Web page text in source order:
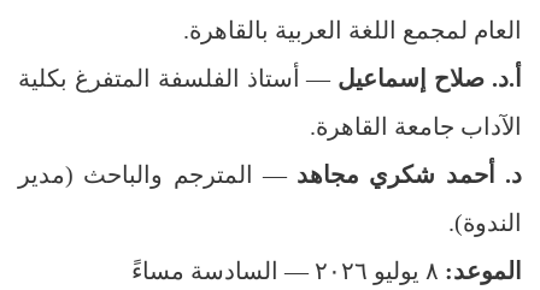
العام لمجمع اللغة العربية بالقاهرة.
أ.د. صلاح إسماعيل— أستاذ الفلسفة المتفرغ بكلية
الآداب جامعة القاهرة.
د. أحمد شكري مجاهد — المترجم والباحث (مدير
الندوة).
الموعد: